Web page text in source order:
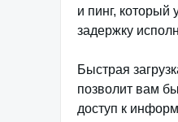
и пинг, который
задержку
Быстрая
позволит вам
доступ к